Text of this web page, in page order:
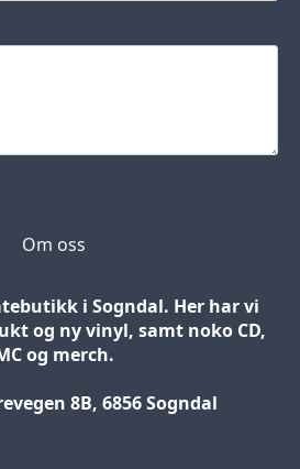
Om oss
i Sogndal. Her har vi
og ny vinyl, samt noko CD,
og merch.
8B, 6856 Sogndal